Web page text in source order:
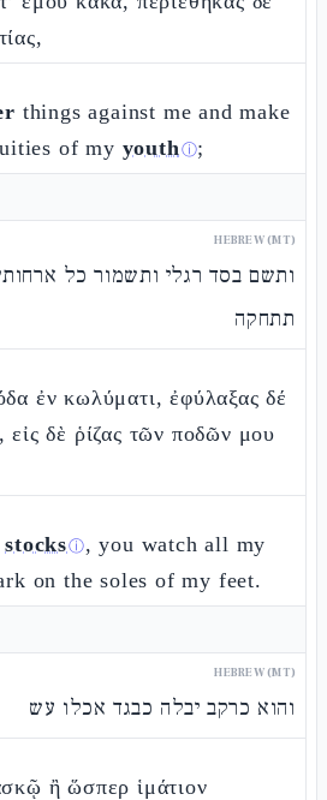
things against me and make
of my youthⓘ;
HEBREW (MT)
ותשם בסד רגלי ותשמור כל
תתחקה
ἐν κωλύματι, ἐφύλαξας δέ
δὲ ῥίζας τῶν ποδῶν μου
stocksⓘ, you watch all my
on the soles of my feet.
HEBREW (MT)
והוא כרקב יבלה כבגד אכלו עש
ἢ ὥσπερ ἱμάτιον